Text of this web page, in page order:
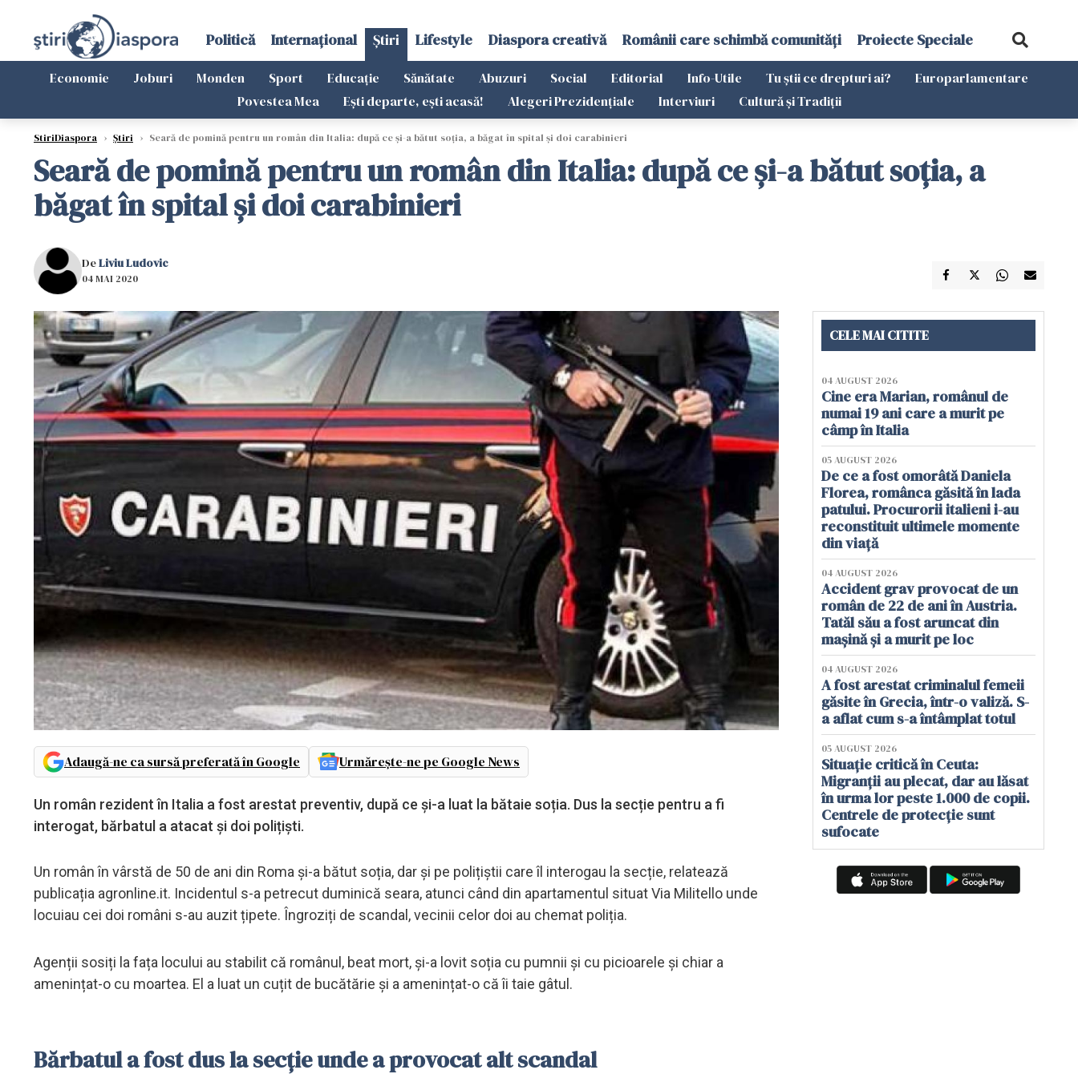
Politică Internațional Știri Lifestyle Diaspora creativă Românii care schimbă comunități Proiecte Speciale
Economie Joburi Monden Sport Educație Sănătate Abuzuri Social Editorial Info-Utile Tu știi ce drepturi ai?
Europarlamentare
Povestea Mea
Ești departe, ești acasă! Alegeri Prezidențiale Interviuri Cultură și Tradiții
StiriDiaspora › Știri › Seară de pomină pentru un român din Italia: după ce și-a bătut soția, a băgat în spital și doi carabinieri
Seară de pomină pentru un român din Italia: după ce și-a bătut soția, a
băgat în spital și doi carabinieri
DeLiviu Ludovic
04 MAI 2020
Adaugă-ne ca sursă preferată în Google Urmărește-ne pe Google News
Un român rezident în Italia a fost arestat preventiv, după ce și-a luat la bătaie soția. Dus la secție pentru a fi
interogat, bărbatul a atacat și doi polițiști.
Un român în vârstă de 50 de ani din Roma și-a bătut soția, dar și pe polițiștii care îl interogau la secție, relatează
publicația agronline.it. Incidentul s-a petrecut duminică seara, atunci când din apartamentul situat Via Militello unde
locuiau cei doi români s-au auzit țipete. Îngroziți de scandal, vecinii celor doi au chemat poliția.
Agenții sosiți la fața locului au stabilit că românul, beat mort, și-a lovit soția cu pumnii și cu picioarele și chiar a
amenințat-o cu moartea. El a luat un cuțit de bucătărie și a amenințat-o că îi taie gâtul.
Bărbatul a fost dus la secție unde a provocat alt scandal
CELE MAI CITITE
04 AUGUST 2026
Cine era Marian, românul de
numai 19 ani care a murit pe
câmp în Italia
05 AUGUST 2026
De ce a fost omorâtă Daniela
Florea, românca găsită în lada
patului. Procurorii italieni i-au
reconstituit ultimele momente
din viață
04 AUGUST 2026
Accident grav provocat de un
român de 22 de ani în Austria.
Tatăl său a fost aruncat din
mașină și a murit pe loc
04 AUGUST 2026
A fost arestat criminalul femeii
găsite în Grecia, într-o valiză. S-
a aflat cum s-a întâmplat totul
05 AUGUST 2026
Situație critică în Ceuta:
Migranții au plecat, dar au lăsat
în urma lor peste 1.000 de copii.
Centrele de protecție sunt
sufocate